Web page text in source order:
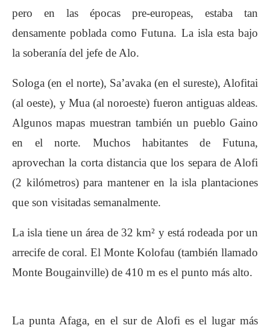
pero en las épocas pre-europeas, estaba tan
densamente poblada como Futuna. La isla esta bajo
la soberanía del jefe de Alo.
Sologa (en el norte), Sa’avaka (en el sureste), Alofitai
(al oeste), y Mua (al noroeste) fueron antiguas aldeas.
Algunos mapas muestran también un pueblo Gaino
en el norte. Muchos habitantes de Futuna,
aprovechan la corta distancia que los separa de Alofi
(2 kilómetros) para mantener en la isla plantaciones
que son visitadas semanalmente.
La isla tiene un área de 32 km² y está rodeada por un
arrecife de coral. El Monte Kolofau (también llamado
Monte Bougainville) de 410 m es el punto más alto.
La punta Afaga, en el sur de Alofi es el lugar más